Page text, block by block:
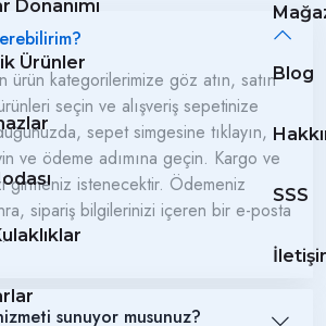
Donanımı
Ürünler
Blog
SSS
ürün kategorilerimize göz atın, satın
seçin ve alışveriş sepetinize
sepet simgesine tıklayın,
ve ödeme adımına geçin. Kargo ve
girmeniz istenecektir. Ödemeniz
sipariş bilgilerinizi içeren bir e-posta
sunuyor musunuz?